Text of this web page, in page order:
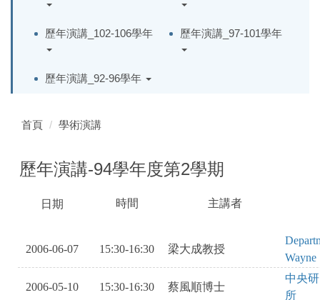
歷年演講_102-106學年 歷年演講_97-101學年
歷年演講_92-96學年
首頁 學術演講
歷年演講-94學年度第2學期
日期
時間
主講者
2006-06-07 15:30-16:30 梁大成教授
Wayne
2006-05-10 15:30-16:30 蔡風順博士
中央
所